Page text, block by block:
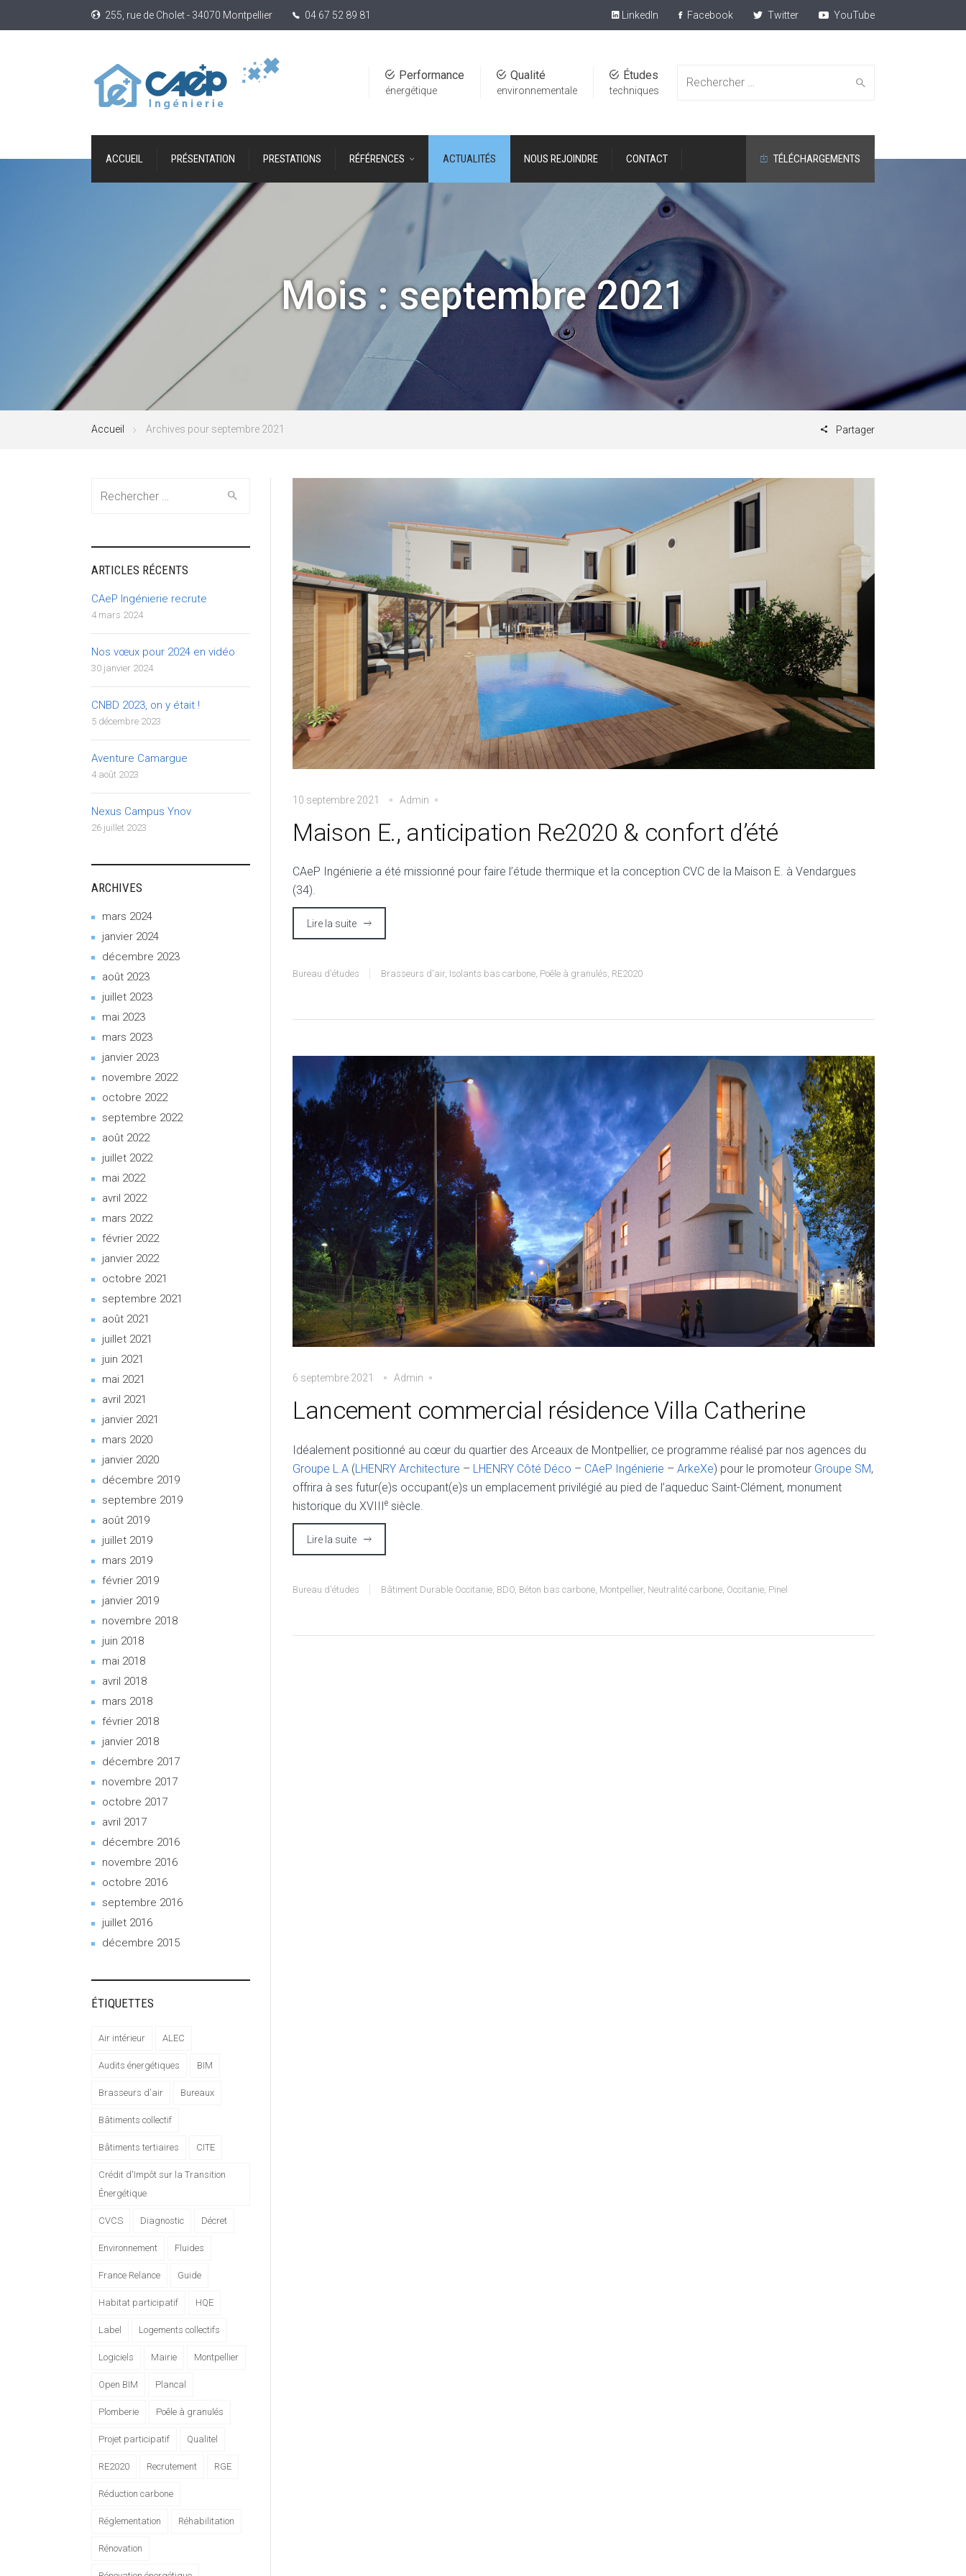
255, rue de Cholet - 34070 Montpellier 04 67 52 89 81 LinkedIn Facebook Twitter YouTube
Search
for:
Études
techniques
Qualité
environnementale
Performance
énergétique
ACCUEIL PRÉSENTATION PRESTATIONS RÉFÉRENCES ACTUALITÉS NOUS REJOINDRE CONTACT TÉLÉCHARGEMENTS
Mois : septembre 2021
Accueil Archives pour septembre 2021 Partager
10 septembre 2021 Admin
Maison E., anticipation Re2020 & confort d’été
CAeP Ingénierie a été missionné pour faire l’étude thermique et la conception CVC de la Maison E. à Vendargues
(34).
Lire la suite
Bureau d'études Brasseurs d'air, Isolants bas carbone, Poêle à granulés, RE2020
6 septembre 2021 Admin
Lancement commercial résidence Villa Catherine
Idéalement positionné au cœur du quartier des Arceaux de Montpellier, ce programme réalisé par nos agences du
Groupe L.A (LHENRY Architecture – LHENRY Côté Déco – CAeP Ingénierie – ArkeXe) pour le promoteur Groupe SM,
offrira à ses futur(e)s occupant(e)s un emplacement privilégié au pied de l’aqueduc Saint-Clément, monument
historique du XVIIIe siècle.
Lire la suite
Bureau d'études Bâtiment Durable Occitanie BDO Béton bas carbone Montpellier, Neutralité carbone Occitanie Pinel
ARTICLES RÉCENTS
CAeP Ingénierie recrute
4 mars 2024
Nos vœux pour 2024 en vidéo
30 janvier 2024
CNBD 2023, on y était !
5 décembre 2023
Aventure Camargue
4 août 2023
Nexus Campus Ynov
26 juillet 2023
ARCHIVES
mars 2024
janvier 2024
décembre 2023
août 2023
juillet 2023
mai 2023
mars 2023
janvier 2023
novembre 2022
octobre 2022
septembre 2022
août 2022
juillet 2022
mai 2022
avril 2022
mars 2022
février 2022
janvier 2022
octobre 2021
septembre 2021
août 2021
juillet 2021
juin 2021
mai 2021
avril 2021
janvier 2021
mars 2020
janvier 2020
décembre 2019
septembre 2019
août 2019
juillet 2019
mars 2019
février 2019
janvier 2019
novembre 2018
juin 2018
mai 2018
avril 2018
mars 2018
février 2018
janvier 2018
décembre 2017
novembre 2017
octobre 2017
avril 2017
décembre 2016
novembre 2016
octobre 2016
septembre 2016
juillet 2016
décembre 2015
ÉTIQUETTES
Air intérieur ALEC
Audits énergétiques BIM
Brasseurs d'air Bureaux
Bâtiments collectif
Bâtiments tertiaires CITE
Crédit d'Impôt sur la Transition
Énergétique
CVCS Diagnostic Décret
Environnement Fluides
France Relance Guide
Habitat participatif HQE
Label Logements collectifs
Logiciels Mairie Montpellier
Open BIM Plancal
Plomberie Poêle à granulés
Projet participatif Qualitel
RE2020 Recrutement RGE
Réduction carbone
Réglementation Réhabilitation
Rénovation